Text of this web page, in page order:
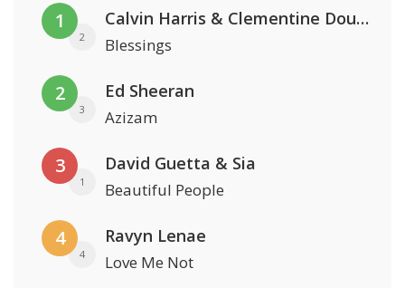
1
2
Calvin Harris & Clementine Douglas
Blessings
2
3
Ed Sheeran
Azizam
3
1
David Guetta & Sia
Beautiful People
4
4
Ravyn Lenae
Love Me Not